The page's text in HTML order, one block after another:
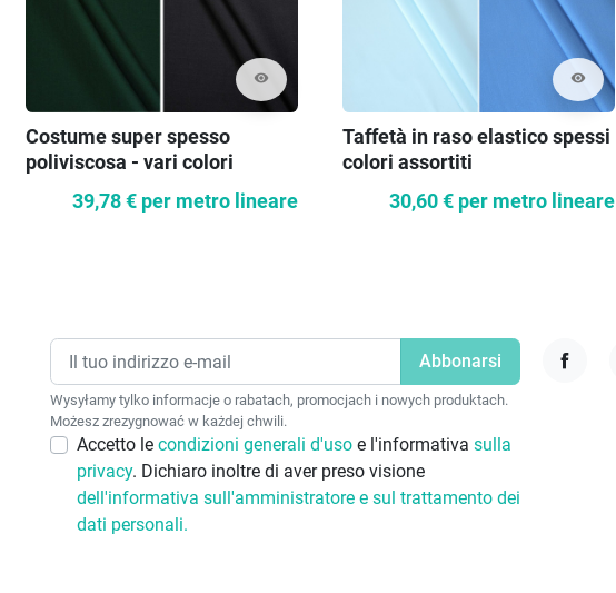
visibility
Costume super spesso
poliviscosa - vari colori
39,78 € per metro lineare
visibility
Taffetà in raso elastico spessi
colori assortiti
30,60 € per metro lineare
Wysyłamy tylko informacje o rabatach, promocjach i nowych produktach.
Możesz zrezygnować w każdej chwili.
Accetto le condizioni generali d'uso e l'informativa sulla
privacy. Dichiaro inoltre di aver preso visione
dell'informativa sull'amministratore e sul trattamento dei
dati personali.